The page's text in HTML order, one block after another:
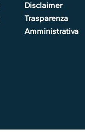
Disclaimer
Trasparenza
Amministrativa